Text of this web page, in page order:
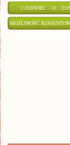
CZERWIEC - 30 -
MOŻLIWOŚĆ